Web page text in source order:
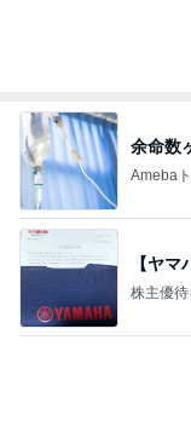
余命数
Ameba
【ヤ
株主優